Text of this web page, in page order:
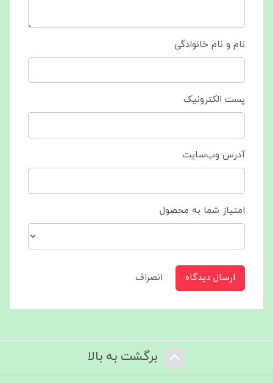
نام و نام خانوادگی
پست الکترونیک
آدرس وب‌سایت
امتیاز شما به محصول
ارسال دیدگاه انصراف
برگشت به بالا